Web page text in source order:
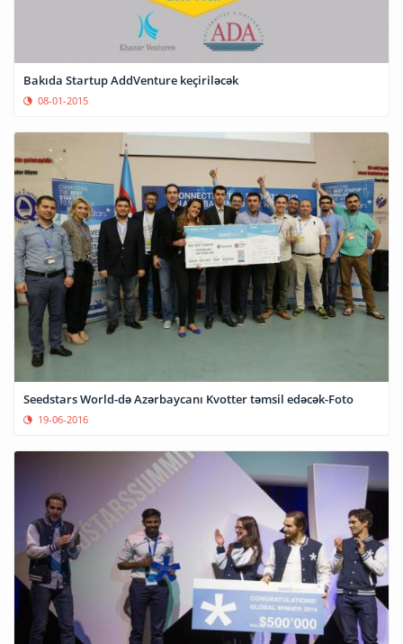
Bakıda Startup AddVenture keçiriləcək
08-01-2015
Seedstars World-də Azərbaycanı Kvotter təmsil edəcək-Foto
19-06-2016